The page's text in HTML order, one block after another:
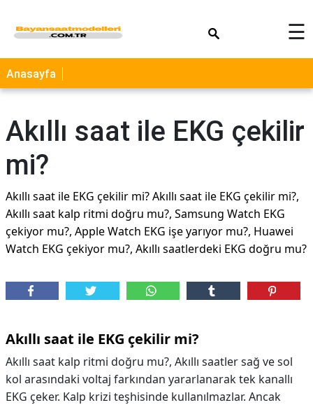
☰
Anasayfa
Akıllı saat ile EKG çekilir
mi?
Akıllı saat ile EKG çekilir mi? Akıllı saat ile EKG çekilir mi?,
Akıllı saat kalp ritmi doğru mu?, Samsung Watch EKG
çekiyor mu?, Apple Watch EKG işe yarıyor mu?, Huawei
Watch EKG çekiyor mu?, Akıllı saatlerdeki EKG doğru mu?
Akıllı saat ile EKG çekilir mi?
Akıllı saat kalp ritmi doğru mu?, Akıllı saatler sağ ve sol
kol arasındaki voltaj farkından yararlanarak tek kanallı
EKG çeker. Kalp krizi teşhisinde kullanılmazlar. Ancak